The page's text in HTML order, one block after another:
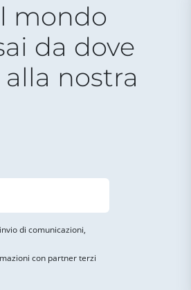
mondo
da dove
nostra
di comunicazioni,
con partner terzi